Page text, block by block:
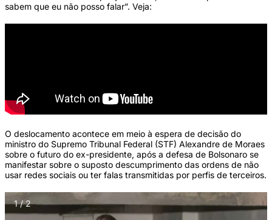
sabem que eu não posso falar”. Veja:
O deslocamento acontece em meio à espera de decisão do
ministro do Supremo Tribunal Federal (STF) Alexandre de Moraes
sobre o futuro do ex-presidente, após a defesa de Bolsonaro se
manifestar sobre o suposto descumprimento das ordens de não
usar redes sociais ou ter falas transmitidas por perfis de terceiros.
1 / 2